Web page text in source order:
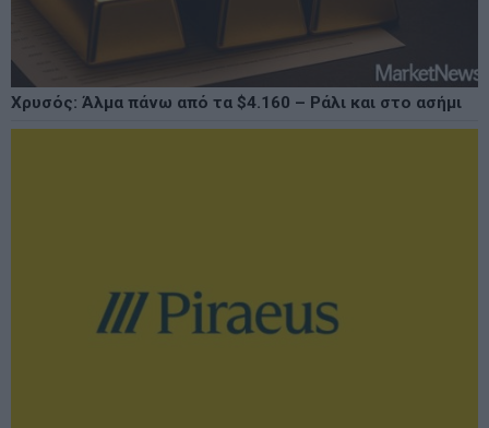
Χρυσός: Άλμα πάνω από τα $4.160 – Ράλι και στο ασήμι